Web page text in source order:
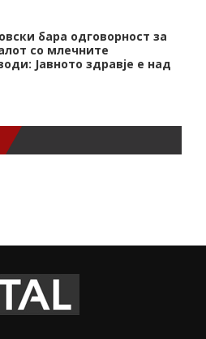
бара одговорност за
со млечните
Јавното здравје е над